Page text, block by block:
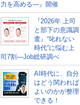
力を高める―』開催
『2026年 上司
と部下の意識調
査』“叱れない
時代”に悩む上
司7割―Job総研調べ
AI時代に、自分
はどう関われば
よいのかが整理
できる！